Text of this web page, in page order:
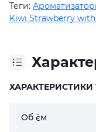
Теги:
Kiwi Strawberry
ХАРАКТЕРИСТИКИ
Об `єм